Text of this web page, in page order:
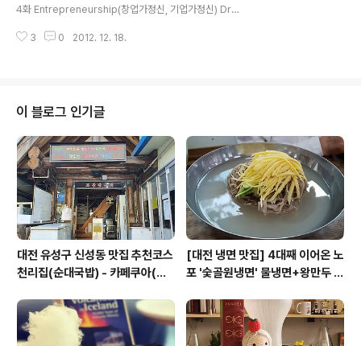
4화 Entrepreneurship(창업가정신, 기업가정신) Drea
을 제작하신다기에.. 내 꿈에 대한 몽력을 의뢰를 드렸다.
망을 실현’이라는 주제로 푸르른 6월달에 그려 달라고 부
탁드렸다. 드림페인터 박종신 작가님이 그림 작업을 위해
내게 시를 부탁하셨는데.. 나는 '기업가정신'이라는 제목으
로 시를 작성해보았다. 왜 그렇게 어려운지.. 끄적이다 끄적
이다 몇 일 전 늦은 밤 ..
3 0 2012. 12. 18.
이 블로그 인기글
대전 유성구 신성동 맛집 추천코스
천리집(순대국밥) - 카페쿠아(커
[대전 냉면 맛집] 4대째 이어온 노
포 '숯골원냉면' 물냉면+왕만두 조